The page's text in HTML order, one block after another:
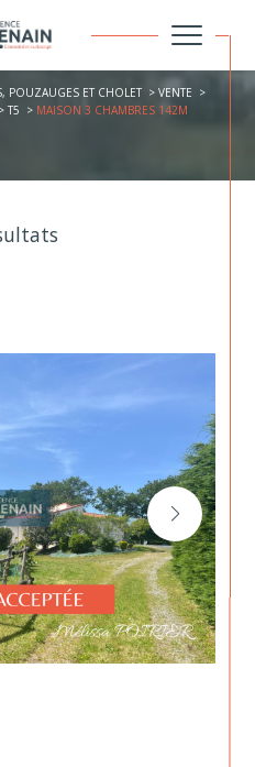
POUZAUGES ET CHOLET
VENTE
T5 MAISON 3 CHAMBRES 142M